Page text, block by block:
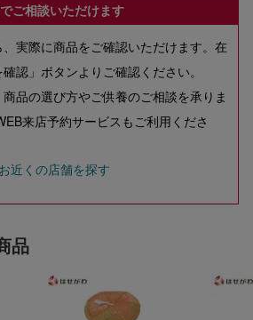
ご相談いただけます
、実際に商品をご確認いただけます。在
認」ボタンよりご確認ください。
商品の選び方やご供養のご相談を承りま
来店予約サービスもご利用くださ
お近くの店舗を探す
品